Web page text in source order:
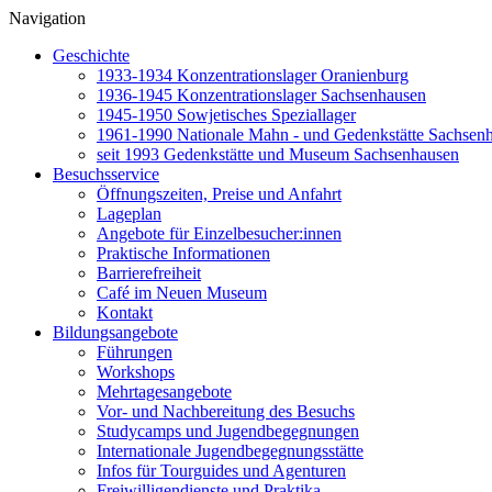
Navigation
Geschichte
1933-1934 Konzentrationslager Oranienburg
1936-1945 Konzentrationslager Sachsenhausen
1945-1950 Sowjetisches Speziallager
1961-1990 Nationale Mahn - und Gedenkstätte
seit 1993 Gedenkstätte und Museum Sachsenhausen
Besuchsservice
Öffnungszeiten, Preise und Anfahrt
Lageplan
Angebote für Einzelbesucher:innen
Praktische Informationen
Barrierefreiheit
Café im Neuen Museum
Kontakt
Bildungsangebote
Führungen
Workshops
Mehrtagesangebote
Vor- und Nachbereitung des Besuchs
Studycamps und Jugendbegegnungen
Internationale Jugendbegegnungsstätte
Infos für Tourguides und Agenturen